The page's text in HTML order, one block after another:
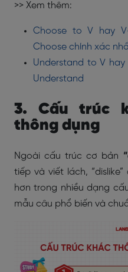
>> Xem thêm:
Choose to V hay
Choose chính xác
Understand to V
Understand
3. Cấu trúc
thông dụng
Ngoài cấu trúc cơ bản
tiếp và viết lách,
hơn trong nhiều dạng
mẫu câu phổ biến và